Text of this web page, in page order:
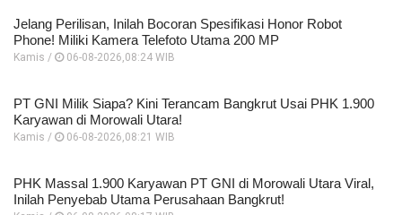
Jelang Perilisan, Inilah Bocoran Spesifikasi Honor Robot
Phone! Miliki Kamera Telefoto Utama 200 MP
Kamis / 06-08-2026,08:24 WIB
PT GNI Milik Siapa? Kini Terancam Bangkrut Usai PHK 1.900
Karyawan di Morowali Utara!
Kamis / 06-08-2026,08:21 WIB
PHK Massal 1.900 Karyawan PT GNI di Morowali Utara Viral,
Inilah Penyebab Utama Perusahaan Bangkrut!